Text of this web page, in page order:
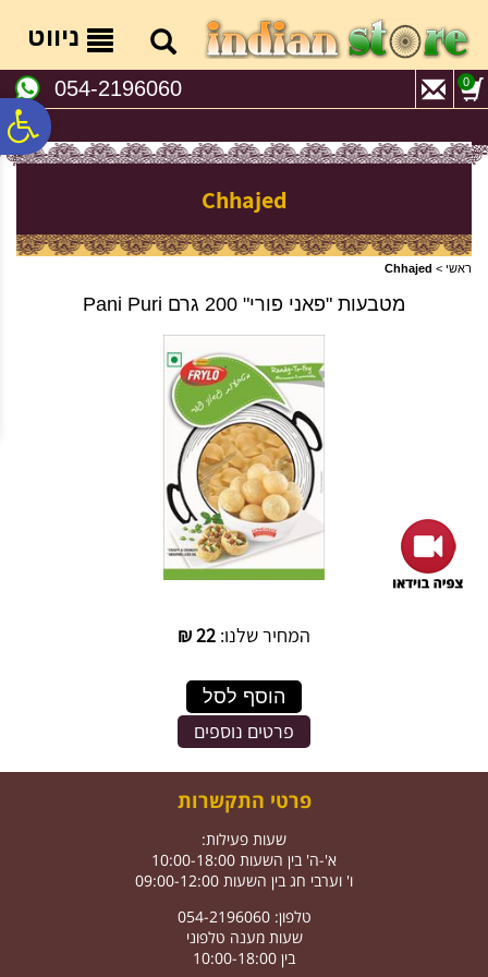
נגישות
אתר
המרכזי
ניווט
054-2196060 0
Chhajed
ראשי >
Chhajed
מטבעות "פאני פורי" 200 גרם Pani Puri
המחיר שלנו: 22
₪
הוסף לסל
פרטים נוספים
פרטי התקשרות
שעות פעילות:
א'-ה' בין השעות 10:00-18:00
ו' וערבי חג בין השעות 09:00-12:00
טלפון: 054-2196060
שעות מענה טלפוני
בין 10:00-18:00